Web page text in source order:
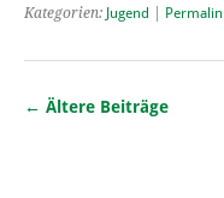
Kategorien: Jugend
← Ältere Beiträge